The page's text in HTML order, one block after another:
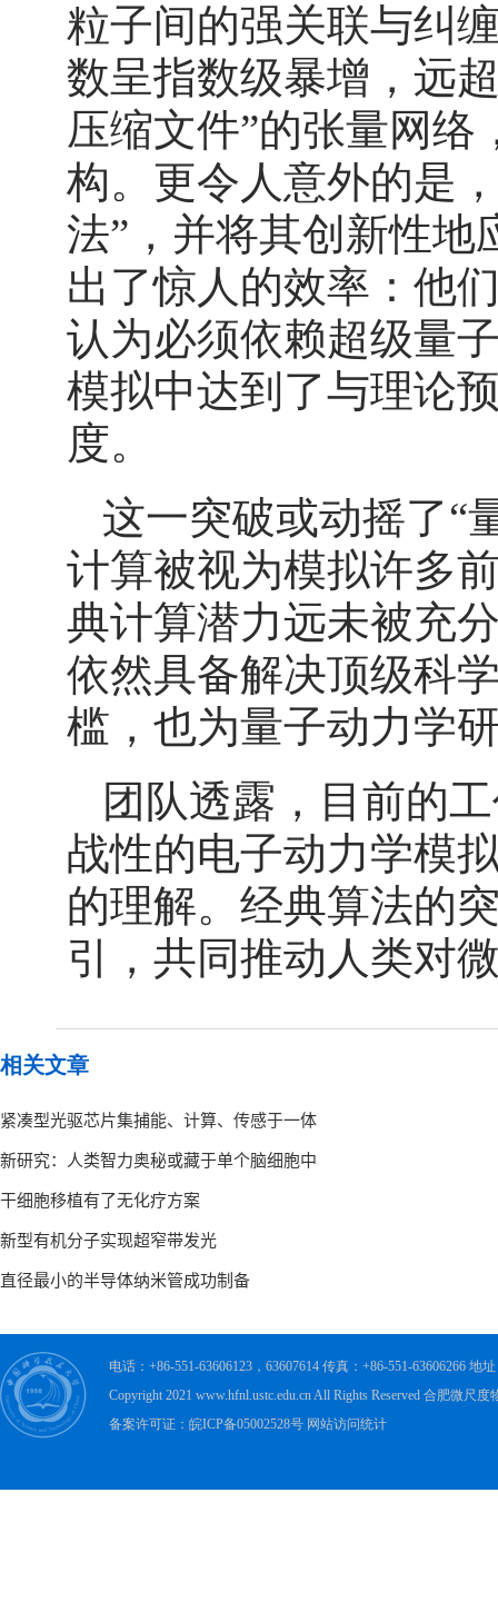
粒子间的强关联与纠
数呈指数级暴增，远
压缩文件”的张量网
构。更令人意外的是
法”，并将其创新性地
出了惊人的效率：他
认为必须依赖超级量
模拟中达到了与理论
度。
这一突破或动摇了“
计算被视为模拟许多
典计算潜力远未被充
依然具备解决顶级科
槛，也为量子动力学
团队透露，目前的
战性的电子动力学模
的理解。经典算法的
引，共同推动人类对
相关文章
电话：+86-551-63606123，63607614 传真：+86-551-63606266 地
Copyright 2021 www.hfnl.ustc.edu.cn All Rights Reserved 合肥微尺
备案许可证：皖ICP备05002528号 网站访问统计